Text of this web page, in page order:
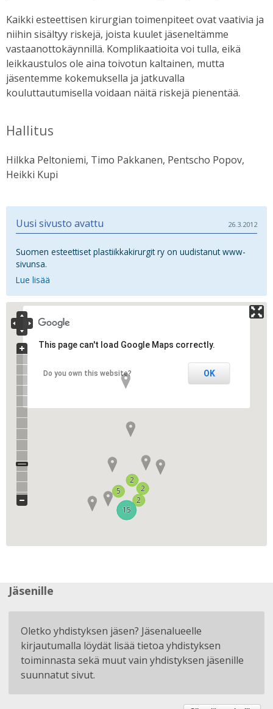
Kaikki esteettisen kirurgian toimenpiteet ovat vaativia ja
niihin sisältyy riskejä, joista kuulet jäseneltämme
vastaanottokäynnillä. Komplikaatioita voi tulla, eikä
leikkaustulos ole aina toivotun kaltainen, mutta
jäsentemme kokemuksella ja jatkuvalla
kouluttautumisella voidaan näitä riskejä pienentää.
Hallitus
Hilkka Peltoniemi, Timo Pakkanen, Pentscho Popov,
Heikki Kupi
Uusi sivusto avattu 26.3.2012
Suomen esteettiset plastiikkakirurgit ry on uudistanut www-
sivunsa.
Lue lisää
5
5
2
2
15
15
2
2
2
2
This page can't load Google Maps correctly.
Do you own this website? OK
Jäsenille
Oletko yhdistyksen jäsen? Jäsenalueelle
kirjautumalla löydät lisää tietoa yhdistyksen
toiminnasta sekä muut vain yhdistyksen jäsenille
suunnatut sivut.